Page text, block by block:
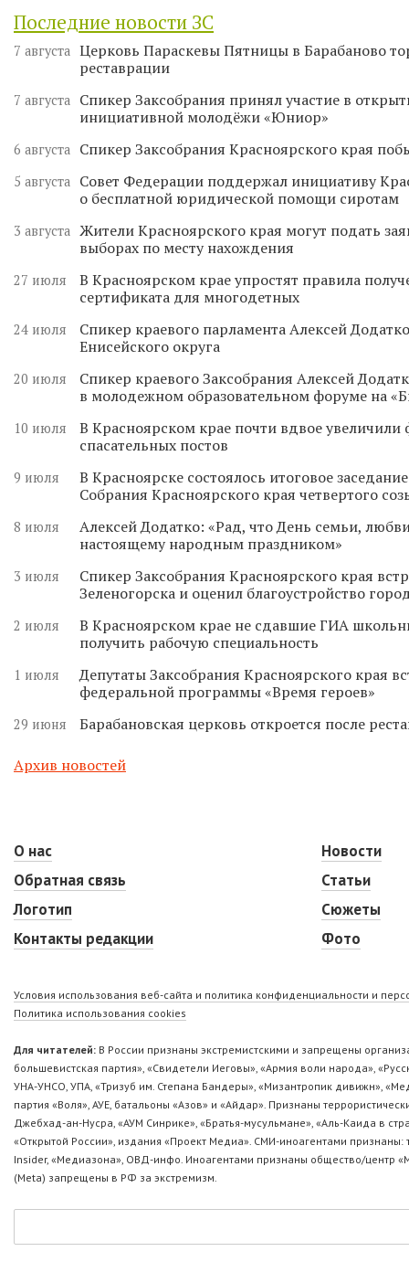
Последние новости ЗС
7 августа Церковь Параскевы Пятницы в Барабаново
реставрации
7 августа
Спикер Заксобрания принял участие в
инициативной молодёжи «Юниор»
6 августа Спикер Заксобрания Красноярского края
5 августа
Совет Федерации поддержал инициативу
о бесплатной юридической помощи сиротам
3 августа Жители Красноярского края могут подать
выборах по месту нахождения
27 июля
В Красноярском крае упростят правила
сертификата для многодетных
24 июля
Спикер краевого парламента Алексей
Енисейского округа
20 июля
Спикер краевого Заксобрания Алексей
в молодежном образовательном форуме на
10 июля
В Красноярском крае почти вдвое
спасательных постов
9 июля
В Красноярске состоялось итоговое
Собрания Красноярского края четвертого
8 июля
Алексей Додатко: «Рад, что День семьи,
настоящему народным праздником»
3 июля
Спикер Заксобрания Красноярского края
Зеленогорска и оценил благоустройство
2 июля
В Красноярском крае не сдавшие ГИА
получить рабочую специальность
1 июля
Депутаты Заксобрания Красноярского края
федеральной программы «Время героев»
29 июня Барабановская церковь откроется после
Архив новостей
О нас
Обратная связь
Логотип
Контакты редакции
Новости
Статьи
Сюжеты
Фото
Условия использования веб-сайта и политика конфиденциальности и
Политика использования cookies
Для читателей: В России признаны экстремистскими и запрещены
большевистская партия», «Свидетели Иеговы», «Армия воли народа»,
УНА-УНСО, УПА, «Тризуб им. Степана Бандеры», «Мизантропик дивижн»,
партия «Воля», АУЕ, батальоны «Азов» и «Айдар». Признаны
Джебхад-ан-Нусра, «АУМ Синрике», «Братья-мусульмане», «Аль-Каида в
«Открытой России», издания «Проект Медиа». СМИ-иноагентами
Insider, «Медиазона», ОВД-инфо. Иноагентами признаны общество/центр
(Metа) запрещены в РФ за экстремизм.